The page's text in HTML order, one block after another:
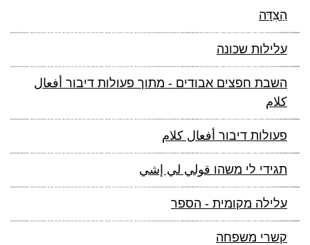
הַצִּדָּה
עלילות שכונה
השבת חפצים אבודים - מתוך פעולות דיבור أفعال
كلام
פעולות דיבור أفعال كلام
תגידי לי משהו قولي لي إشي
עלילה מקומית - הספר
קשרי משפחה